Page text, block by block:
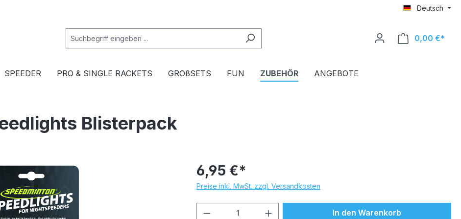
Deutsch
0,00 €*
SPEEDER PRO & SINGLE RACKETS GROßSETS FUN ZUBEHÖR ANGEBOTE
Blisterpack
6,95 €*
Preise inkl. MwSt. zzgl. Versandkosten
Produkt Anzahl: Gib den gewünschten Wert
In den Warenkorb